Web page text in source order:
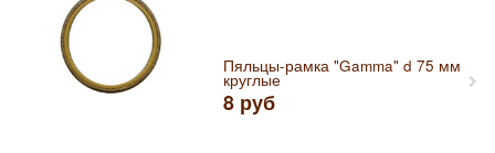
Пяльцы-рамка "Gamma" d 75 мм
круглые
8 руб